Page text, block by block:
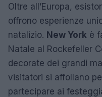
Oltre all’Europa,
offrono esperienze
natalizio. New York è
Natale al Rockefeller
decorate dei grandi
visitatori si affollano
partecipare ai